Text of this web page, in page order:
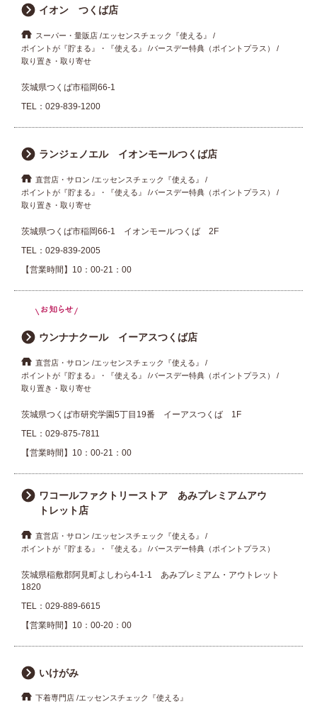
イオン つくば店
スーパー・量販店 エッセンスチェック『使える』
ポイントが『貯まる』・『使える』
バースデー特典（ポイントプラス）
取り置き・取り寄せ
茨城県つくば市稲岡66-1
TEL： 029-839-1200
ランジェノエル イオンモールつくば店
直営店・サロン
エッセンスチェック『使える』
ポイントが『貯まる』・『使える』
バースデー特典（ポイントプラス）
取り置き・取り寄せ
茨城県つくば市稲岡66-1 イオンモールつくば 2F
TEL： 029-839-2005
【営業時間】10：00-21：00
ウンナナクール イーアスつくば店
直営店・サロン
エッセンスチェック『使える』
ポイントが『貯まる』・『使える』
バースデー特典（ポイントプラス）
取り置き・取り寄せ
茨城県つくば市研究学園5丁目19番 イーアスつくば 1F
TEL： 029-875-7811
【営業時間】10：00-21：00
ワコールファクトリーストア あみプレミアムアウ
トレット店
直営店・サロン
エッセンスチェック『使える』
ポイントが『貯まる』・『使える』
バースデー特典（ポイントプラス）
茨城県稲敷郡阿見町よしわら4-1-1 あみプレミアム・アウトレット
1820
TEL： 029-889-6615
【営業時間】10：00-20：00
いけがみ
下着専門店 エッセンスチェック『使える』